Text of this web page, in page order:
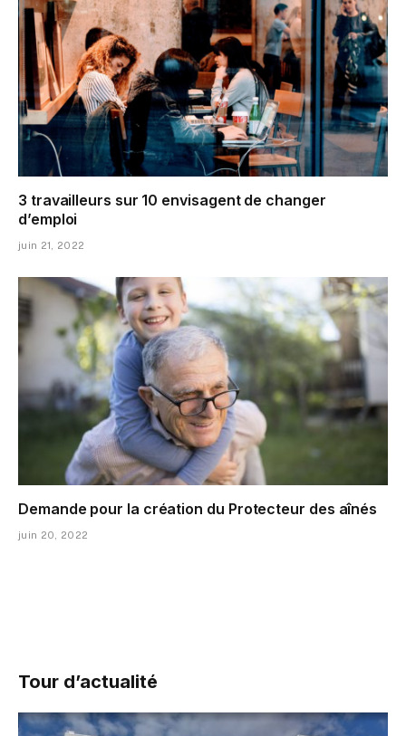
3 travailleurs sur 10 envisagent de changer
d’emploi
juin 21, 2022
Demande pour la création du Protecteur des aînés
juin 20, 2022
Tour d’actualité